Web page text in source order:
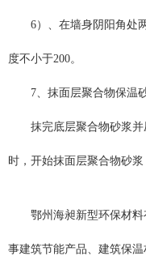
6）、在墙身阴阳角处
度不小于200。
7、抹面层聚合物保温
抹完底层聚合物砂浆
时，开始抹面层聚合物砂
鄂州海昶新型环保材
事建筑节能产品、建筑保